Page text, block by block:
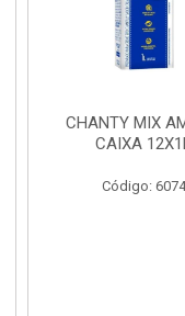
CHANTY MIX
CAIXA
Código: 6074